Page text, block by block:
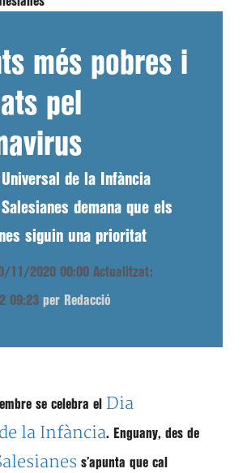
més pobres i
pel
Universal de la Infància
demana que els
siguin una prioritat
11/2020 00:00 Actualitzat:
09:23 per Redacció
se celebra el Dia
la Infància. Enguany, des de
s’apunta que cal